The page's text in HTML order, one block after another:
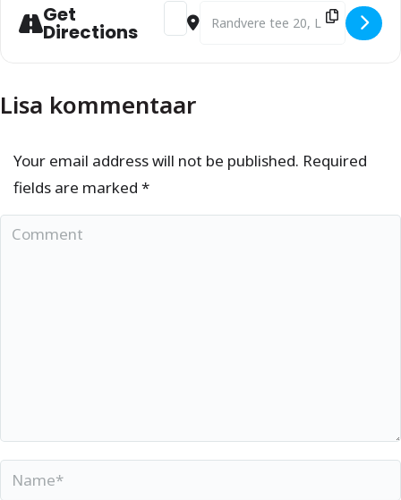
Get
Directions
Address - Teel konkursile - kontsert
Destination Address - Teel
Lisa kommentaar
Your email address will not be published. Required
fields are marked *
Comment
Name *